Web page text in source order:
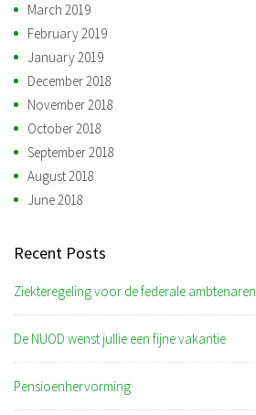
March 2019
February 2019
January 2019
December 2018
November 2018
October 2018
September 2018
August 2018
June 2018
Recent Posts
Ziekteregeling voor de federale ambtenaren
De NUOD wenst jullie een fijne vakantie
Pensioenhervorming